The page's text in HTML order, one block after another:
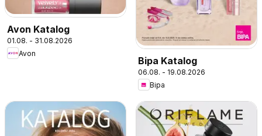
Avon Katalog
01.08. - 31.08.2026
Avon
Bipa Katalog
06.08. - 19.08.2026
Bipa